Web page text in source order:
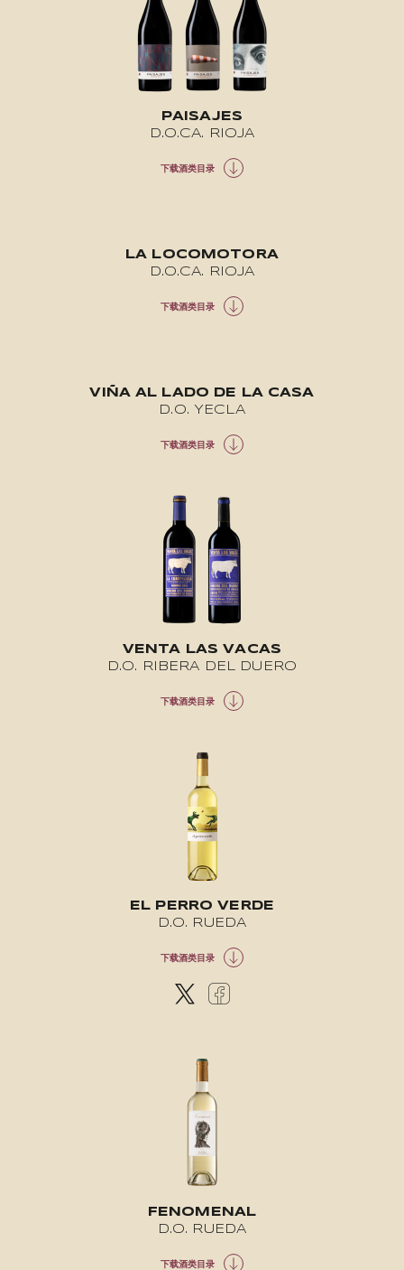
PAISAJES
D.O.CA. RIOJA
下载酒类目录
LA LOCOMOTORA
D.O.CA. RIOJA
下载酒类目录
VIÑA AL LADO DE LA CASA
D.O. YECLA
下载酒类目录
VENTA LAS VACAS
D.O. RIBERA DEL DUERO
下载酒类目录
EL PERRO VERDE
D.O. RUEDA
下载酒类目录
FENOMENAL
D.O. RUEDA
下载酒类目录